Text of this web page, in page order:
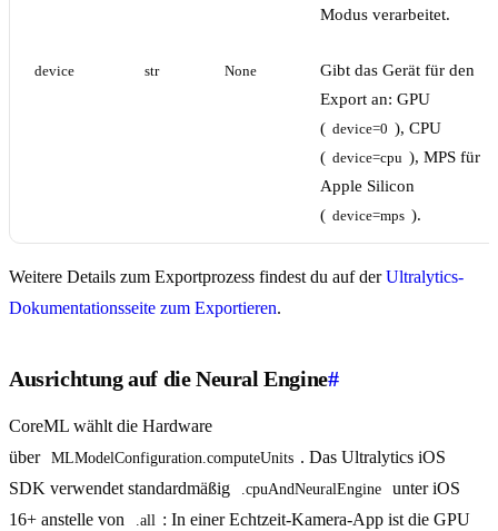
Modus verarbeitet.
device str None
Gibt das Gerät für den
Export an: GPU
( device=0 ), CPU
( device=cpu ), MPS für
Apple Silicon
( device=mps ).
Weitere Details zum Exportprozess findest du auf derUltralytics-
Dokumentationsseite zum Exportieren.
Ausrichtung auf die Neural Engine#
CoreML wählt die Hardware
über MLModelConfiguration.computeUnits . Das Ultralytics iOS
SDK verwendet standardmäßig
.cpuAndNeuralEngine
unter iOS
16+ anstelle von
.all : In einer Echtzeit-Kamera-App ist die GPU